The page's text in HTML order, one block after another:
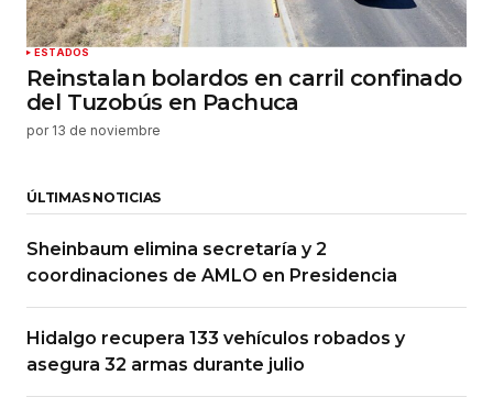
ESTADOS
Reinstalan bolardos en carril confinado
del Tuzobús en Pachuca
por 13 de noviembre
ÚLTIMAS NOTICIAS
Sheinbaum elimina secretaría y 2
coordinaciones de AMLO en Presidencia
Hidalgo recupera 133 vehículos robados y
asegura 32 armas durante julio